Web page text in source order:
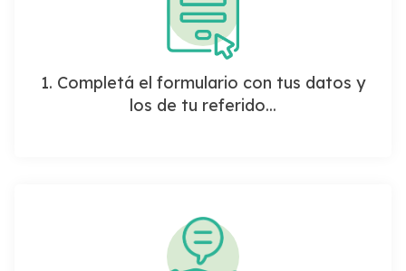
1. Completá el formulario con tus datos y
los de tu referido...